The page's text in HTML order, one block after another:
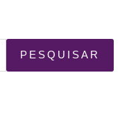
PESQUISAR